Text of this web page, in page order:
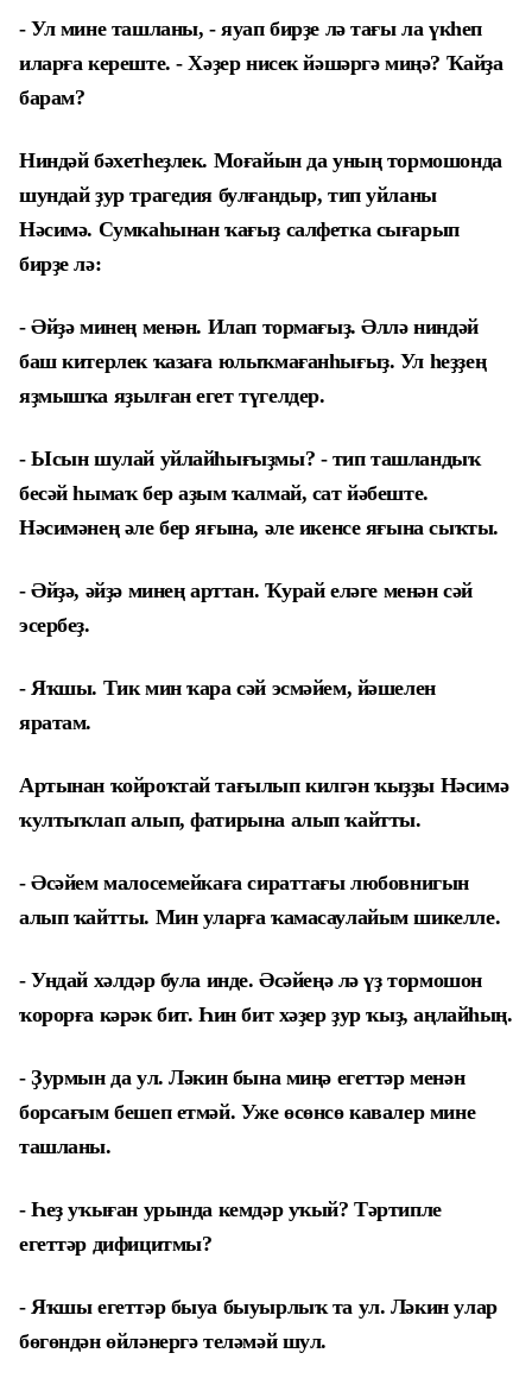
- Ул мине ташланы, - яуап бирҙе лә тағы ла үкһеп
иларға кереште. - Хәҙер нисек йәшәргә миңә? Ҡайҙа
барам?
Ниндәй бәхетһеҙлек. Моғайын да уның тормошонда
шундай ҙур трагедия булғандыр, тип уйланы
Нәсимә. Сумкаһынан ҡағыҙ салфетка сығарып
бирҙе лә:
- Әйҙә минең менән. Илап тормағыҙ. Әллә ниндәй
баш китерлек ҡазаға юлыҡмағанһығыҙ. Ул һеҙҙең
яҙмышҡа яҙылған егет түгелдер.
- Ысын шулай уйлайһығыҙмы? - тип ташландыҡ
бесәй һымаҡ бер аҙым ҡалмай, сат йәбеште.
Нәсимәнең әле бер яғына, әле икенсе яғына сыҡты.
- Әйҙә, әйҙә минең арттан. Ҡурай еләге менән сәй
эсербеҙ.
- Яҡшы. Тик мин ҡара сәй эсмәйем, йәшелен
яратам.
Артынан ҡойроҡтай тағылып килгән ҡыҙҙы Нәсимә
ҡултыҡлап алып, фатирына алып ҡайтты.
- Әсәйем малосемейкаға сираттағы любовнигын
алып ҡайтты. Мин уларға ҡамасаулайым шикелле.
- Ундай хәлдәр була инде. Әсәйеңә лә үҙ тормошон
ҡорорға кәрәк бит. Һин бит хәҙер ҙур ҡыҙ, аңлайһың.
- Ҙурмын да ул. Ләкин бына миңә егеттәр менән
борсағым бешеп етмәй. Уже өсөнсө кавалер мине
ташланы.
- Һеҙ уҡыған урында кемдәр уҡый? Тәртипле
егеттәр дифицитмы?
- Яҡшы егеттәр быуа быуырлыҡ та ул. Ләкин улар
бөгөндән өйләнергә теләмәй шул.